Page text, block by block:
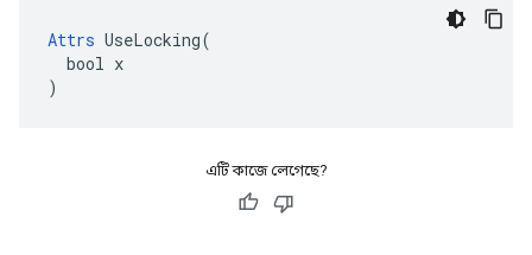
Attrs UseLocking(
  bool x
)
এটি কাজে লেগেছে?